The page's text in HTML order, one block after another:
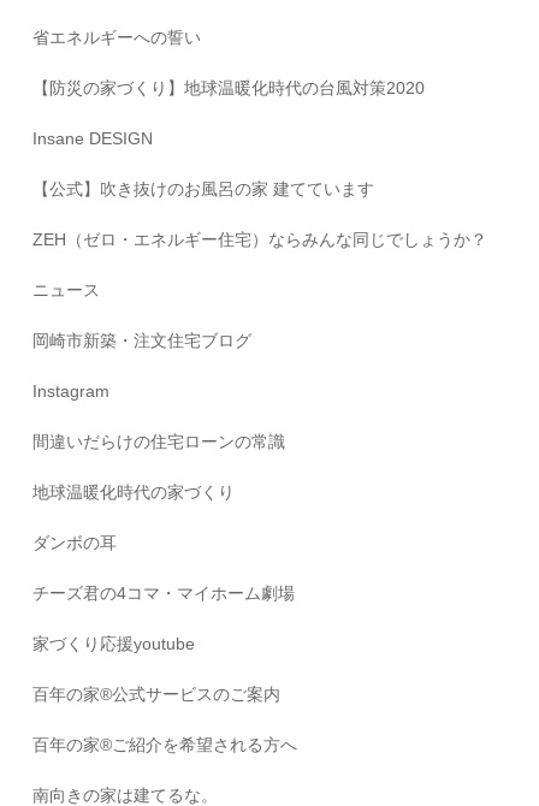
省エネルギーへの誓い
【防災の家づくり】地球温暖化時代の台風対策2020
Insane DESIGN
【公式】吹き抜けのお風呂の家 建てています
ZEH（ゼロ・エネルギー住宅）ならみんな同じでしょうか？
ニュース
岡崎市新築・注文住宅ブログ
Instagram
間違いだらけの住宅ローンの常識
地球温暖化時代の家づくり
ダンボの耳
チーズ君の4コマ・マイホーム劇場
家づくり応援youtube
百年の家®️公式サービスのご案内
百年の家®️ご紹介を希望される方へ
南向きの家は建てるな。